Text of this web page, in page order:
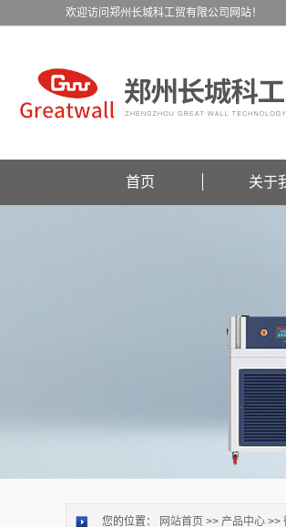
欢迎访问郑州长城科工贸有限公司网站！
首页 关于
您的位置： 网站首页 >> 产品中心 >>